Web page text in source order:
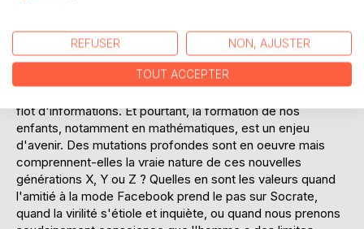
ingrédients de nos nouvelles technologies, mais d'autres
nations voient plus haut et se tournent vers les étoiles pour
se fournir en matériaux précieux.
flot d'informations. Et pourtant, la formation de nos
enfants, notamment en mathématiques, est un enjeu
d'avenir. Des mutations profondes sont en oeuvre mais
comprennent-elles la vraie nature de ces nouvelles
générations X, Y ou Z ? Quelles en sont les valeurs quand
l'amitié à la mode Facebook prend le pas sur Socrate,
quand la virilité s'étiole et inquiète, ou quand nous prenons
REFUSER NON, AJUSTER
TOUT ACCEPTER